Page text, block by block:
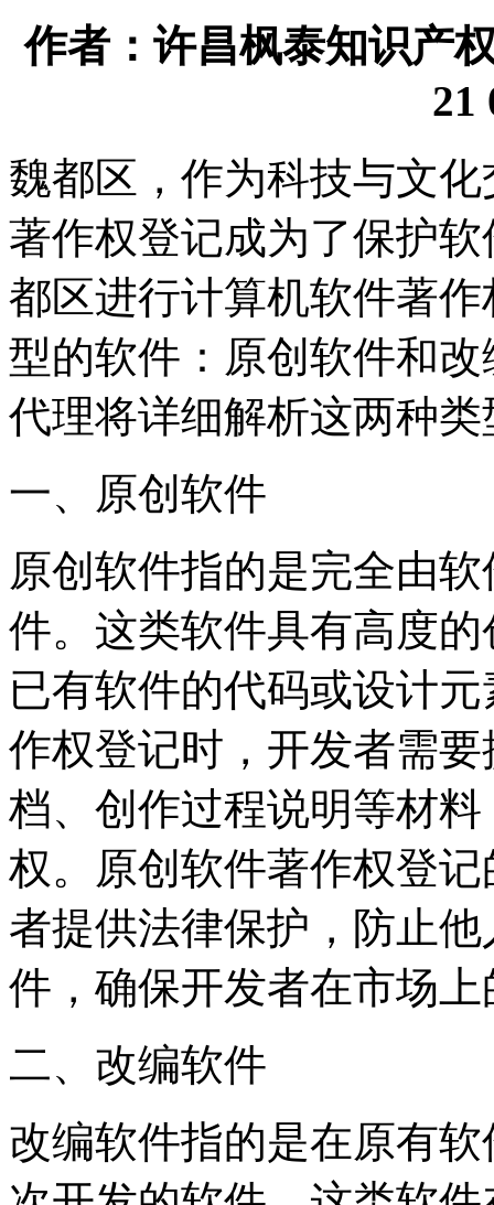
作者：许昌枫泰知识产
21
魏都区，作为科技与文
著作权登记成为了保护
都区进行计算机软件著
型的软件：原创软件和
代理将详细解析这两种
一、原创软件
原创软件指的是完全由
件。这类软件具有高度
已有软件的代码或设计
作权登记时，开发者需
档、创作过程说明等材
权。原创软件著作权登
者提供法律保护，防止
件，确保开发者在市场
二、改编软件
改编软件指的是在原有